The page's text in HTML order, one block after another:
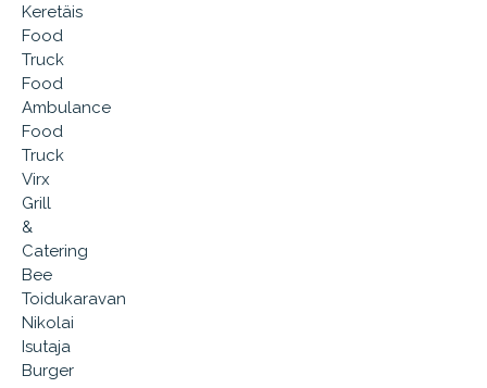
Keretäis
Food
Truck
Food
Ambulance
Food
Truck
Virx
Grill
&
Catering
Bee
Toidukaravan
Nikolai
Isutaja
Burger